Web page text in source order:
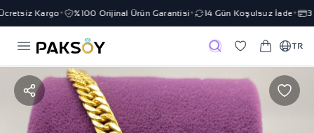
Kargo✦ %100 Orijinal Ürün Garantisi ✦ 14 Gün Koşulsuz İade✦ 3
TR